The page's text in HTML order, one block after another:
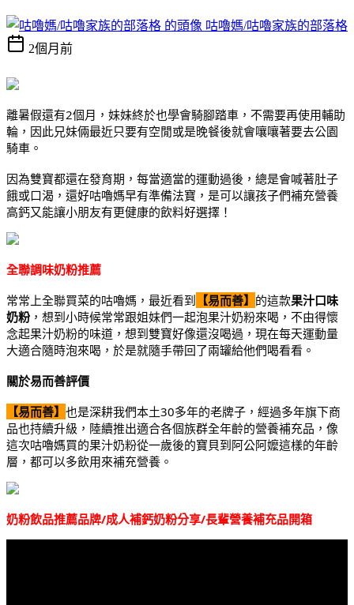
咕嚕媽/咕嚕家族的部落格
2個月前
離暑假還有2個月，妹妹終於也學會騎腳踏車，不需要再使用輔助
輪，因此兄妹倆最近只要有空閒或是晚餐後就會嚷嚷著要去公園
騎車。
因為雙寶都還在發育期，每當適當的運動過後，總是會喊著肚子
餓或口渴，還好咕嚕媽早有準備法寶，是可以讓孩子們補充營養
高鈣又能讓小朋友有更健康的飲料好選擇！
全聯調味奶粉推薦
常常上全聯買菜的咕嚕媽，最近看到 【易而善】 的這款果汁口味
奶粉，想到小時候常常跟姐妹們一起泡果汁奶粉來喝，不由得懷
念起果汁奶粉的味道，想到雙寶好像還沒喝過，現在每天運動量
大適合隨時泡來喝，於是就隨手帶回了兩罐給他們喝看看。
關於易而善評價
【易而善】 也是深耕我們本土30多年的老牌子，經過多年旗下商
品也持續升級，陸續推出適合各個族群全年齡的營養補充品，像
這次咕嚕媽買的果汁奶粉從一歲後的寶貝到阿公阿嬤這樣的年齡
層，都可以多飲用來補充營養。
奶粉飲品推薦品牌/成人補鈣奶粉分享/長輩營養補充品開箱